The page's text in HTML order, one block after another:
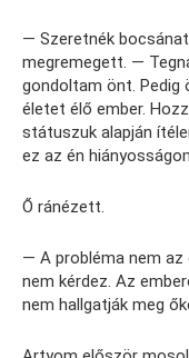
— Szeretnék
megremegett. —
gondoltam önt. Pedig
életet élő ember.
státuszuk alapján
ez az én
Ő ránézett.
— A probléma nem az
nem kérdez. Az
nem hallgatják meg